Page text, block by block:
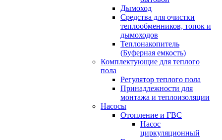
Дымоход
Средства для очистки
теплообменников, топок и
дымоходов
Теплонакопитель
(Буферная емкость)
Комплектующие для теплого
пола
Регулятор теплого пола
Принадлежности для
монтажа и теплоизоляции
Насосы
Отопление и ГВС
Насос
циркуляционный